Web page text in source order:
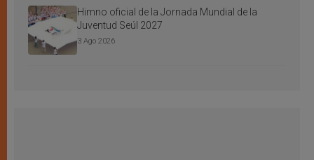
Himno oficial de la Jornada Mundial de la
Juventud Seúl 2027
3 Ago 2026